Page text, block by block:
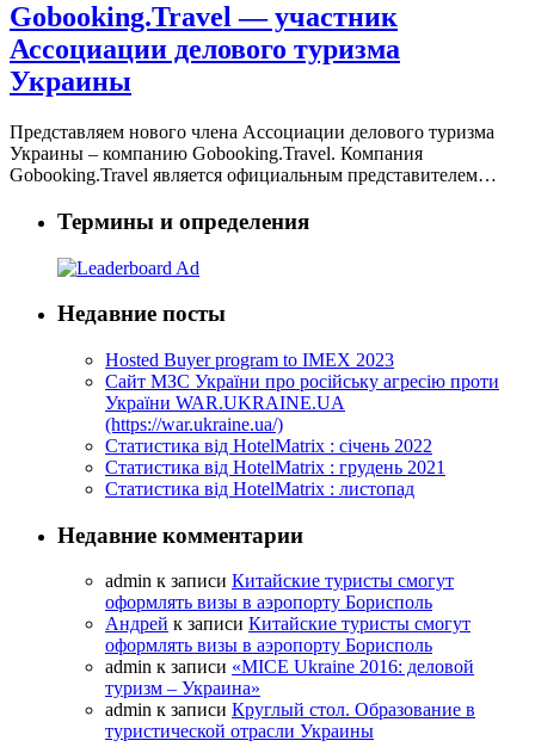
Gobooking.Travel — участник
Ассоциации делового туризма
Украины
Представляем нового члена Ассоциации делового туризма
Украины – компанию Gobooking.Travel. Компания
Gobooking.Travel является официальным представителем…
Термины и определения
Недавние посты
Hosted Buyer program to IMEX 2023
Cайт МЗС України про російську агресію проти
України WAR.UKRAINE.UA
(https://war.ukraine.ua/)
Статистика від HotelMatrix : січень 2022
Статистика від HotelMatrix : грудень 2021
Статистика від HotelMatrix : листопад
Недавние комментарии
admin к записи Китайские туристы смогут
оформлять визы в аэропорту Борисполь
Андрей к записи Китайские туристы смогут
оформлять визы в аэропорту Борисполь
admin к записи «MICE Ukraine 2016: деловой
туризм – Украина»
admin к записи Круглый стол. Образование в
туристической отрасли Украины